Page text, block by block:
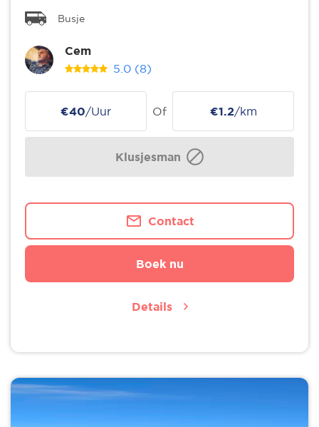
Busje
Cem
5.0 (8)
€40/Uur Of €1.2/km
Klusjesman
Contact
Boek nu
Details